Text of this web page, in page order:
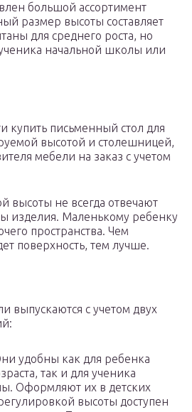
большой ассортимент
размер высоты составляет
для среднего роста, но
начальной школы или
купить письменный стол для
высотой и столешницей,
мебели на заказ с учетом
высоты не всегда отвечают
изделия. Маленькому ребенку
пространства. Чем
поверхность, тем лучше.
выпускаются с учетом двух
удобны как для ребенка
так и для ученика
Оформляют их в детских
высоты доступен